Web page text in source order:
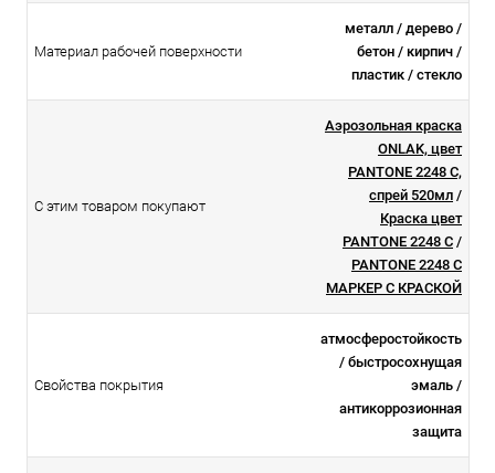
Материал рабочей поверхности
металл / дерево /
бетон / кирпич /
пластик / стекло
С этим товаром покупают
Аэрозольная краска
ONLAK, цвет
PANTONE 2248 C,
спрей 520мл /
Краска цвет
PANTONE 2248 C /
PANTONE 2248 C
МАРКЕР С КРАСКОЙ
Свойства покрытия
атмосферостойкоcть
/ быстросохнущая
эмаль /
антикоррозионная
защита